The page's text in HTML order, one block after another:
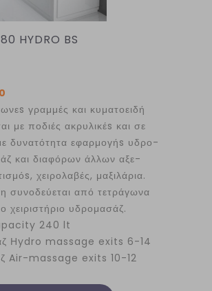
HYDRO BS
γραμμές και κυματοειδή
με ποδιές ακρυλικέs και σε
δυνατότητα εφαρμογήs υδρο-
και διαφόρων άλλων αξε-
χειρολαβές, μαξιλάρια.
συνοδεύεται από τετράγωνα
χειριστήριο υδρομασάζ.
240 lt
Ηydro massage exits 6-14
Air-massage exits 10-12